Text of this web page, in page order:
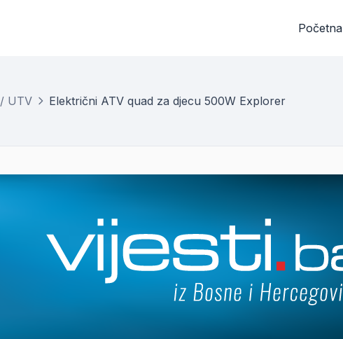
Početna
UTV Električni ATV quad za djecu 500W Explorer